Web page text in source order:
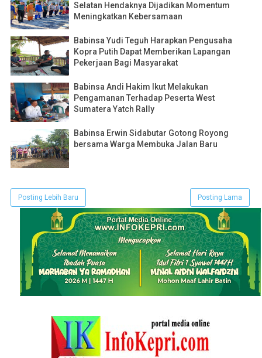
Selatan Hendaknya Dijadikan Momentum
Meningkatkan Kebersamaan
Babinsa Yudi Teguh Harapkan Pengusaha
Kopra Putih Dapat Memberikan Lapangan
Pekerjaan Bagi Masyarakat
Babinsa Andi Hakim Ikut Melakukan
Pengamanan Terhadap Peserta West
Sumatera Yatch Rally
Babinsa Erwin Sidabutar Gotong Royong
bersama Warga Membuka Jalan Baru
Posting Lebih Baru Posting Lama